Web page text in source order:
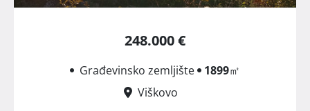
248.000 €
Građevinsko zemljište 1899㎡
Viškovo